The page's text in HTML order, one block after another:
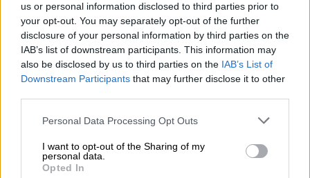
us or personal information disclosed to third parties prior to
your opt-out. You may separately opt-out of the further
disclosure of your personal information by third parties on the
IAB’s list of downstream participants. This information may
also be disclosed by us to third parties on the IAB’s List of
Downstream Participants that may further disclose it to other
Personal Data Processing Opt Outs
I want to opt-out of the Sharing of my
personal data.
Opted In
Rafael Camacho
Licenciado en Ciencias Políticas y Sociología. Ejerció
el periodismo como jefe de redacción y director de
diarios y revistas. Ha sido portavoz del Gobierno de la
Junta de Andalucía, director general de Radio
Televisión de Andalucía y CEO de SADIEL
Tecnologías de la Información S.A. Consultor de
OPINIONES DIVERSAS